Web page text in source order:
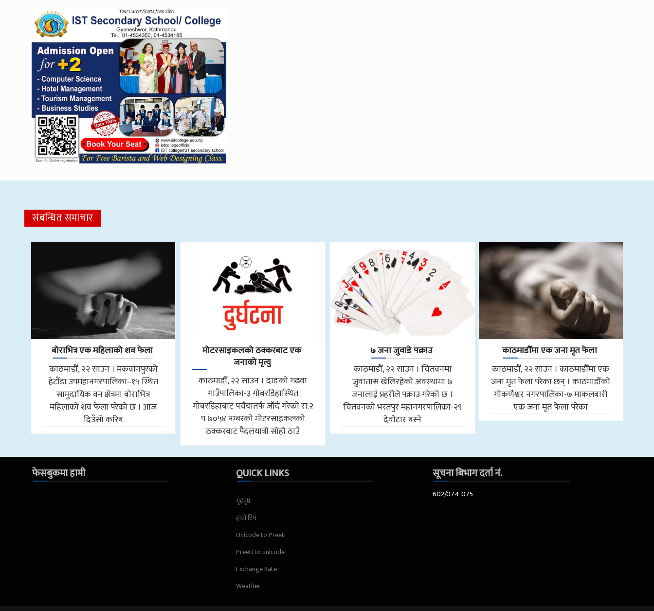
संबन्धित समाचार
बोराभित्र एक महिलाको शव फेला
काठमाडौँ, २२ साउन । मकवानपुरको
हेटौंडा उपमहानगरपालिका–१५ स्थित
सामुदायिक वन क्षेत्रमा बोराभित्र
महिलाको शव फेला परेको छ । आज
दिउँसो करिब
मोटरसाइकलको ठक्करबाट एक
जनाको मृत्यु
काठमाडौँ, २२ साउन । दाङको गढवा
गाउँपालिका-३ गोबरडिहास्थित
गोबरडिहाबाट पचैयातर्फ जाँदै गरेको रा.२
प ७०५४ नम्बरको मोटरसाइकलको
ठक्करबाट पैदलयात्री सोही ठाउँ
७ जना जुवाडे पक्राउ
काठमाडौँ, २२ साउन । चितवनमा
जुवातास खेलिरहेको अवस्थामा ७
जनालाई प्रहरीले पक्राउ गरेको छ ।
चितवनको भरतपुर महानगरपालिका-२९
देवीटार बस्ने
काठमाडौँमा एक जना मृत फेला
काठमाडौँ, २२ साउन । काठमाडौँमा एक
जना मृत फेला परेका छन् । काठमाडौँको
गोकर्णेश्वर नगरपालिका-७ माकलबारी
एक जना मृत फेला परेका
फेसबुकमा हामी QUICK LINKS
गृहपृष्ठ
हाम्रो टिम
Unicode to Preeti
Preeti to unicode
Exchange Rate
Weather
सूचना बिभाग दर्ता नं.
602/074-075